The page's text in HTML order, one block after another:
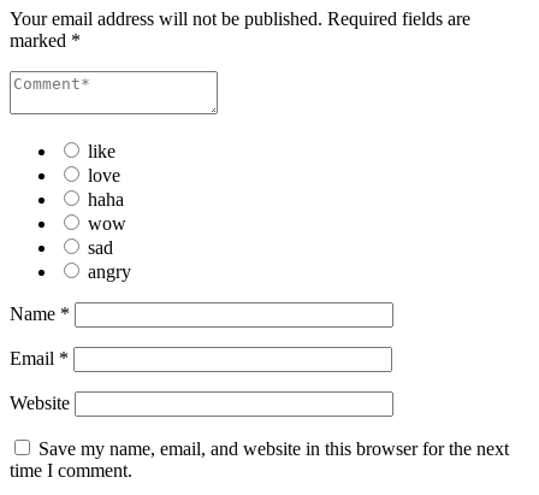
Your email address will not be published. Required fields are
marked *
like
love
haha
wow
sad
angry
Name *
Email *
Website
Save my name, email, and website in this browser for the next
time I comment.